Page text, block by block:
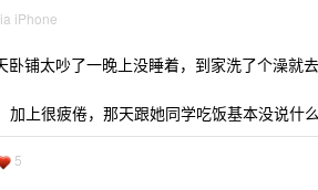
iPhone
卧铺太吵了一晚上没睡着，到家洗了个澡就
加上很疲倦，那天跟她同学吃饭基本没说什
5